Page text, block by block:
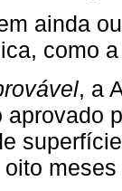
ainda
como
, a
aprovado
meses